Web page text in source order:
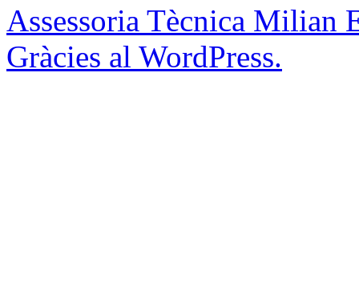
Assessoria Tècnica Milian
Gràcies al WordPress.